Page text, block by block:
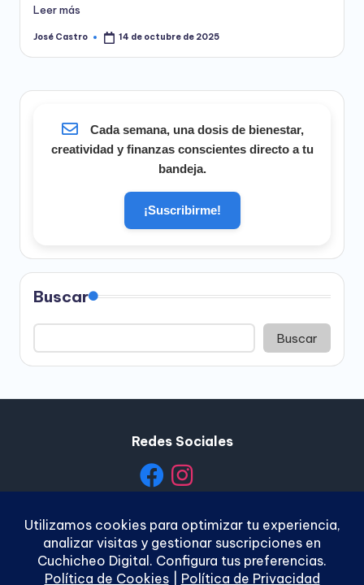
Leer más
Publicado
José Castro 14 de octubre de 2025
Cada semana, una dosis de bienestar,
creatividad y finanzas conscientes directo a tu
bandeja.
¡Suscribirme!
Buscar
Buscar
Redes Sociales
Política de Privacidad | Política de Cookies
Términos y
Condiciones | Contacto